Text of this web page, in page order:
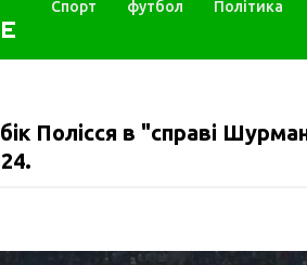
Спорт футбол Політика
Полісся в "справі